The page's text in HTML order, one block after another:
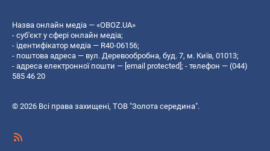
Назва онлайн медіа — «OBOZ.UA»
- суб'єкт у сфері онлайн медіа;
- ідентифікатор медіа — R40-06156;
- поштова адреса — вул. Деревообробна, буд. 7, м. Київ, 01013;
- адреса електронної пошти — [email protected]; - телефон — (044)
585 46 20
© 2026 Всі права захищені, ТОВ "Золота середина".